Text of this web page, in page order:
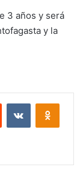
3 años y será
y la
Reddit VKontakte